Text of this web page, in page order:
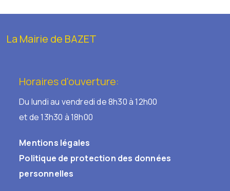
La Mairie de BAZET
Horaires d'ouverture:
Du lundi au vendredi de 8h30 à 12h00
et de 13h30 à 18h00
Mentions légales
Politique de protection des données
personnelles